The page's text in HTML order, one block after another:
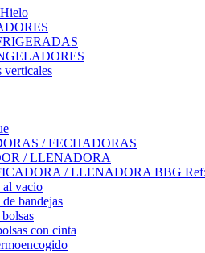
verticales
/ FECHADORAS
/ LLENADORA
/ LLENADORA BBG
al vacio
bandejas
con cinta